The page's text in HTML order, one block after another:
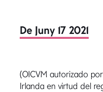
De Juny 17 2021
(OICVM autorizado
Irlanda en virtud del